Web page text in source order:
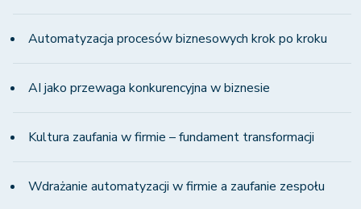
Automatyzacja procesów biznesowych krok po kroku
AI jako przewaga konkurencyjna w biznesie
Kultura zaufania w firmie – fundament transformacji
Wdrażanie automatyzacji w firmie a zaufanie zespołu